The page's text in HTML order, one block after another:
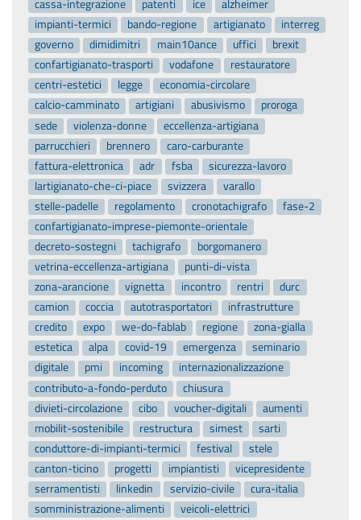
cassa-integrazione patenti ice
alzheimer
impianti-termici
bando-regione artigianato
interreg
governo
dimidimitri main10ance uffici
brexit
confartigianato-trasporti
vodafone
restauratore
centri-estetici
legge
economia-circolare
calcio-camminato
artigiani abusivismo
proroga
sede
violenza-donne
eccellenza-artigiana
parrucchieri
brennero
caro-carburante
fattura-elettronica
adr fsba
sicurezza-lavoro
lartigianato-che-ci-piace
svizzera
varallo
stelle-padelle
regolamento cronotachigrafo
fase-2
confartigianato-imprese-piemonte-orientale
decreto-sostegni
tachigrafo
borgomanero
vetrina-eccellenza-artigiana
punti-di-vista
zona-arancione
vignetta incontro rentri
durc
camion
coccia autotrasportatori
infrastrutture
credito
expo we-do-fablab regione
zona-gialla
estetica
alpa covid-19 emergenza
seminario
digitale
pmi incoming
internazionalizzazione
contributo-a-fondo-perduto
chiusura
divieti-circolazione
cibo voucher-digitali
aumenti
mobilit-sostenibile
restructura simest
sarti
conduttore-di-impianti-termici
festival
stele
canton-ticino
progetti impiantisti
vicepresidente
serramentisti
linkedin servizio-civile
cura-italia
somministrazione-alimenti
veicoli-elettrici